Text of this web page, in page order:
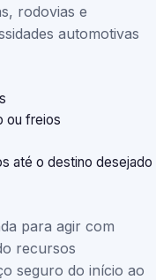
rodovias e
automotivas
ou freios
até o destino desejado
para agir com
recursos
seguro do início ao